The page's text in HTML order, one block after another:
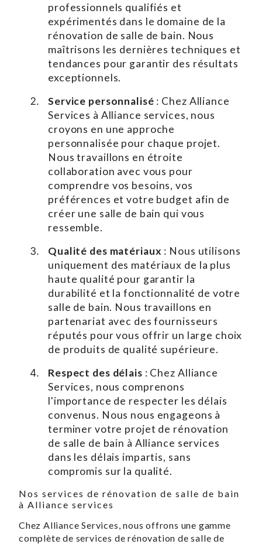
professionnels qualifiés et
expérimentés dans le domaine de la
rénovation de salle de bain. Nous
maîtrisons les dernières techniques et
tendances pour garantir des résultats
exceptionnels.
Service personnalisé : Chez Alliance
Services à Alliance services, nous
croyons en une approche
personnalisée pour chaque projet.
Nous travaillons en étroite
collaboration avec vous pour
comprendre vos besoins, vos
préférences et votre budget afin de
créer une salle de bain qui vous
ressemble.
Qualité des matériaux : Nous utilisons
uniquement des matériaux de la plus
haute qualité pour garantir la
durabilité et la fonctionnalité de votre
salle de bain. Nous travaillons en
partenariat avec des fournisseurs
réputés pour vous offrir un large choix
de produits de qualité supérieure.
Respect des délais : Chez Alliance
Services, nous comprenons
l'importance de respecter les délais
convenus. Nous nous engageons à
terminer votre projet de rénovation
de salle de bain à Alliance services
dans les délais impartis, sans
compromis sur la qualité.
Nos services de rénovation de salle de bain
à Alliance services
Chez Alliance Services, nous offrons une gamme
complète de services de rénovation de salle de